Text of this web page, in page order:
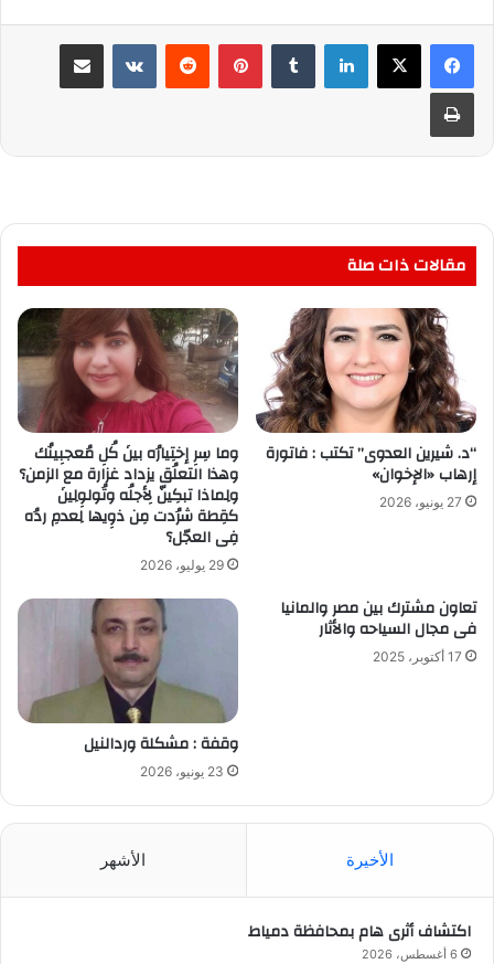
لينكدإن بينتيريست مشاركة عبر البريد
طباعة
مقالات ذات صلة
“د. شيرين العدوى” تكتب : فاتورة
إرهاب «الإخوان»
27 يونيو، 2026
وما سِرِ إختِيارُه بينَ كُلِ مُعجبِينُك
وهذا التعلُق يزداد غزارة مع الزمن؟
ولِماذا تبكِينّ لِأجلُه وتُولوِلِينَ
كقِطة شرُدت مِن ذوِيها لِعدمِ ردُه
فِى العجّل؟
29 يوليو، 2026
تعاون مشترك بين مصر والمانيا
فى مجال السياحه والأثار
17 أكتوبر، 2025
وقفة : مشكلة وردالنيل
23 يونيو، 2026
الأخيرة الأشهر
اكتشاف أثرى هام بمحافظة دمياط
6 أغسطس، 2026